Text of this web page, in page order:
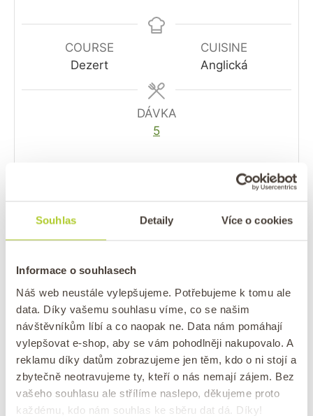
Souhlas Detaily Více o cookies
Informace o souhlasech
Náš web neustále vylepšujeme. Potřebujeme k tomu ale
data. Díky vašemu souhlasu víme, co se našim
návštěvníkům líbí a co naopak ne. Data nám pomáhají
vylepšovat e-shop, aby se vám pohodlněji nakupovalo. A
reklamu díky datům zobrazujeme jen těm, kdo o ni stojí a
zbytečně neotravujeme ty, kteří o nás nemají zájem. Bez
vašeho souhlasu ale střílíme naslepo, děkujeme proto
každému, kdo nám souhlas ke sběru dat dá. Díky!
COURSE
Dezert
CUISINE
Anglická
DÁVKA
5
2 hrnky hladké špaldové mouky,
1/2 hrnku cukru či jiného sladidla,
2 ČL jedlé sody,
2 ČL prášku do pečiva,
2 ČL skořice,
1/4 ČL mletého muškátového oříšku,
1/8 ČL mletého hřebíčku,